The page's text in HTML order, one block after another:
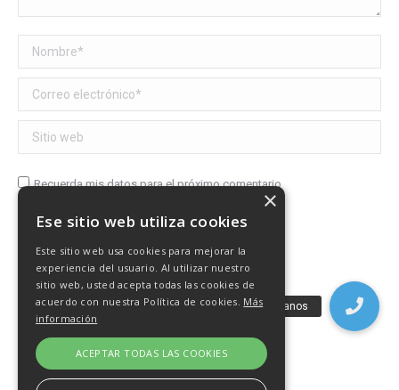
Nombre *
Correo electrónico *
Sitio web
Recuerda mis datos para el próximo comentario
Publicar comentario
Ese sitio web utiliza cookies
Este sitio web usa cookies para mejorar la
experiencia del usuario. Al utilizar nuestro
sitio web, usted acepta todas las cookies de
acuerdo con nuestra Política de cookies. Más
información
ACEPTAR TODAS LAS COOKIES
×